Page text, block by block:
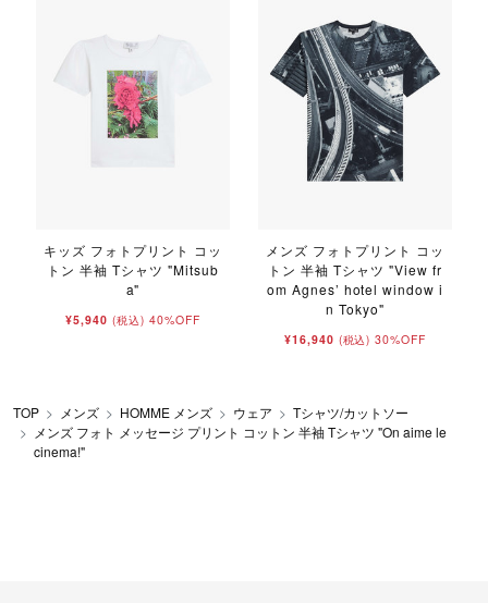
キッズ フォトプリント コッ
トン 半袖 Tシャツ "Mitsub
a"
¥5,940 (税込) 40%OFF
メンズ フォトプリント コッ
トン 半袖 Tシャツ "View fr
om Agnes’ hotel window i
n Tokyo"
¥16,940 (税込) 30%OFF
TOP メンズ HOMME メンズ ウェア
Tシャツ/カットソー
メンズ フォト メッセージ プリント コットン 半袖 Tシャツ "On aime le
cinema!"